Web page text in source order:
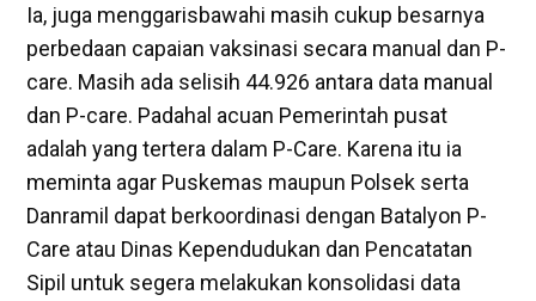
Ia, juga menggarisbawahi masih cukup besarnya
perbedaan capaian vaksinasi secara manual dan P-
care. Masih ada selisih 44.926 antara data manual
dan P-care. Padahal acuan Pemerintah pusat
adalah yang tertera dalam P-Care. Karena itu ia
meminta agar Puskemas maupun Polsek serta
Danramil dapat berkoordinasi dengan Batalyon P-
Care atau Dinas Kependudukan dan Pencatatan
Sipil untuk segera melakukan konsolidasi data